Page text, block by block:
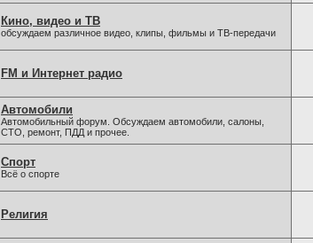
Кино, видео и ТВ
обсуждаем различное видео, клипы, фильмы и ТВ-передачи
FM и Интернет радио
Автомобили
Автомобильный форум. Обсуждаем автомобили, салоны,
СТО, ремонт, ПДД и прочее.
Спорт
Всё о спорте
Религия